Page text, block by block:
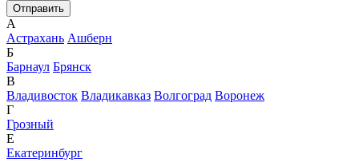
А
Астрахань Ашберн
Б
Барнаул Брянск
В
Владивосток Владикавказ Волгоград Воронеж
Г
Грозный
Е
Екатеринбург